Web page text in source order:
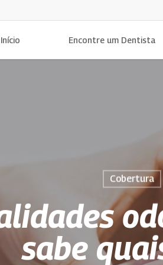
Início Encontre um Dentista
Cobertura
sabe